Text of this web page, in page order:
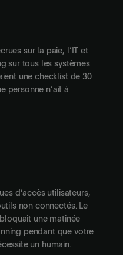
sur la paie, l’IT et
sur tous les systèmes
une checklist de 30
personne n’ait à
d’accès utilisateurs,
non connectés. Le
une matinée
pendant que votre
un humain.